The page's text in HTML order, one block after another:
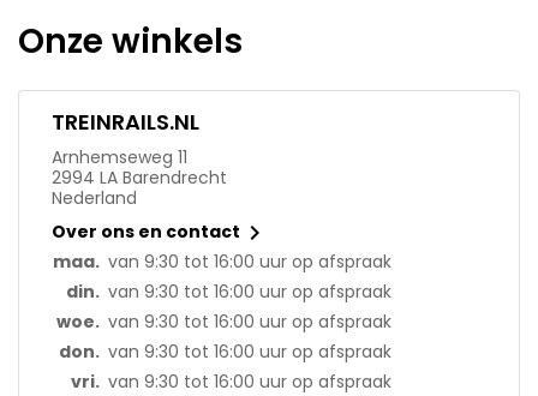
Onze winkels
TREINRAILS.NL
Arnhemseweg 11
2994 LA Barendrecht
Nederland
Over ons en contact 
maa. van 9:30 tot 16:00 uur op afspraak
din. van 9:30 tot 16:00 uur op afspraak
woe. van 9:30 tot 16:00 uur op afspraak
don. van 9:30 tot 16:00 uur op afspraak
vri. van 9:30 tot 16:00 uur op afspraak